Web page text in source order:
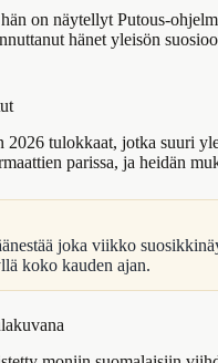
on näytellyt Putous-
hänet yleisön
tulokkaat, jotka suuri
parissa, ja heidän
joka viikko
koko kauden ajan.